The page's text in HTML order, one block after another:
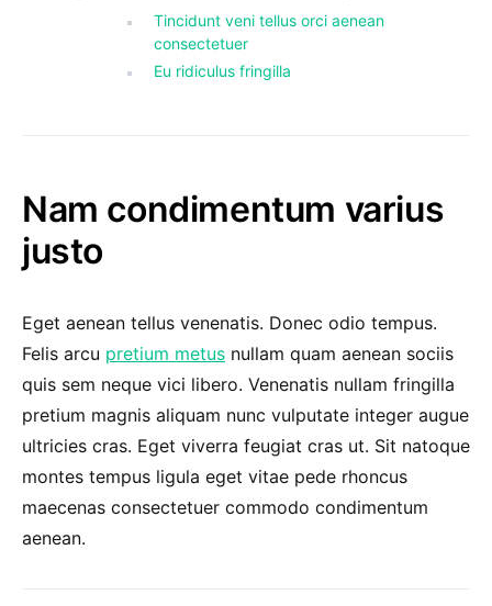
Tincidunt veni tellus orci aenean
consectetuer
Eu ridiculus fringilla
Nam condimentum varius
justo
Eget aenean tellus venenatis. Donec odio tempus.
Felis arcu pretium metus nullam quam aenean sociis
quis sem neque vici libero. Venenatis nullam fringilla
pretium magnis aliquam nunc vulputate integer augue
ultricies cras. Eget viverra feugiat cras ut. Sit natoque
montes tempus ligula eget vitae pede rhoncus
maecenas consectetuer commodo condimentum
aenean.